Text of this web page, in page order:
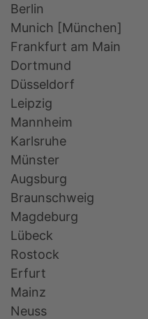
Berlin
Munich [München]
Frankfurt am Main
Dortmund
Düsseldorf
Leipzig
Mannheim
Karlsruhe
Münster
Augsburg
Braunschweig
Magdeburg
Lübeck
Rostock
Erfurt
Mainz
Neuss